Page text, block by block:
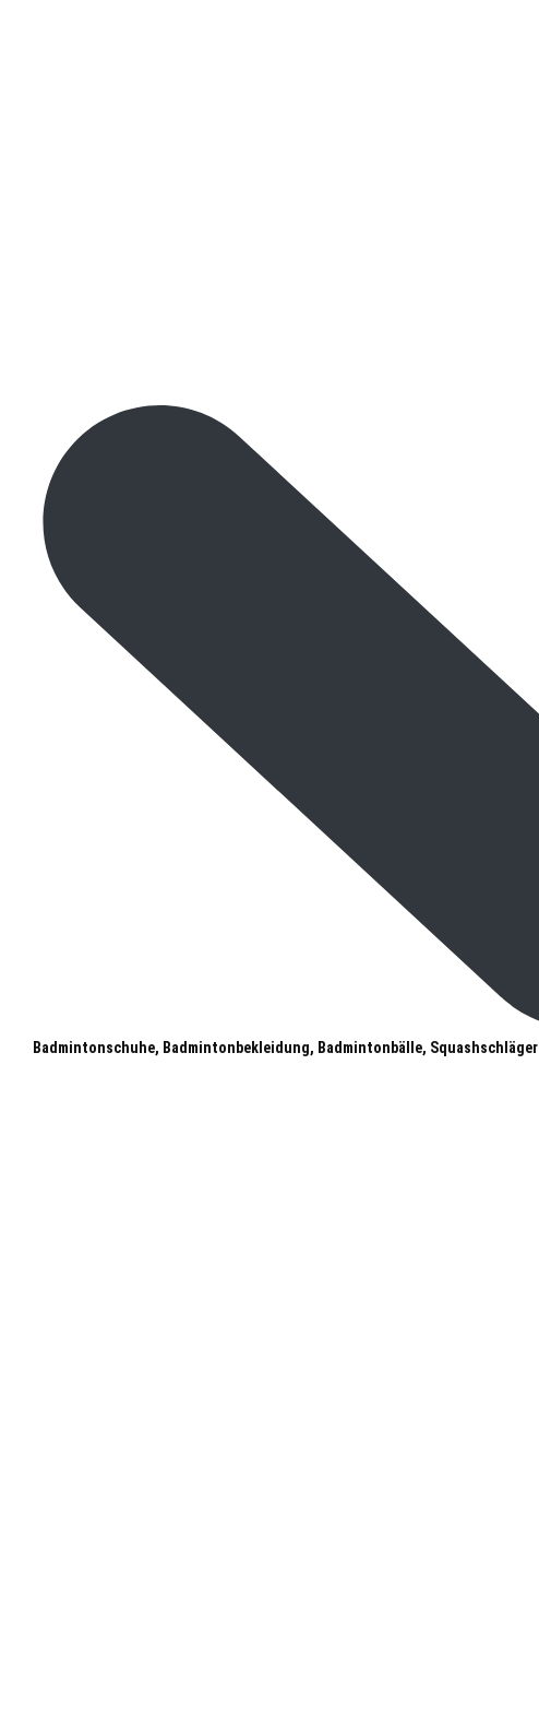
Badmintonschuhe, Badmintonbekleidung, Badmintonbälle, Squashschläger